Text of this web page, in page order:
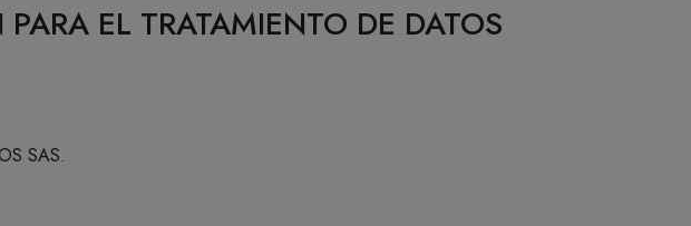
EL TRATAMIENTO DE DATOS
SAS.